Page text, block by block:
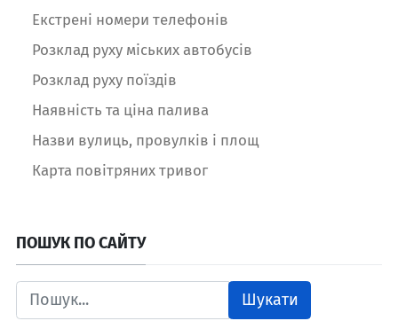
Екстрені номери телефонів
Розклад руху міських автобусів
Розклад руху поїздів
Наявність та ціна палива
Назви вулиць, провулків і площ
Карта повітряних тривог
ПОШУК ПО САЙТУ
Шукати